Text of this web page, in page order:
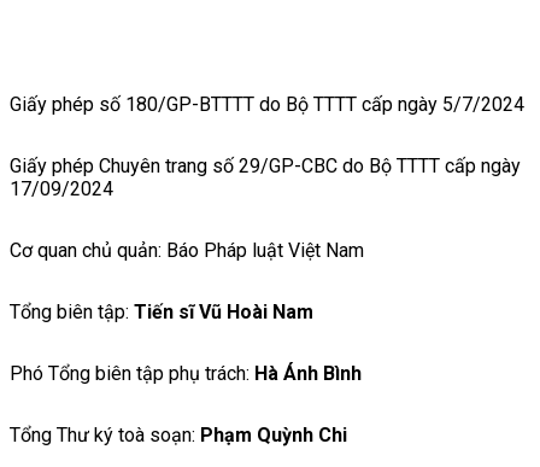
Giấy phép số 180/GP-BTTTT do Bộ TTTT cấp ngày 5/7/2024
Giấy phép Chuyên trang số 29/GP-CBC do Bộ TTTT cấp ngày
17/09/2024
Cơ quan chủ quản: Báo Pháp luật Việt Nam
Tổng biên tập: Tiến sĩ Vũ Hoài Nam
Phó Tổng biên tập phụ trách: Hà Ánh Bình
Tổng Thư ký toà soạn: Phạm Quỳnh Chi